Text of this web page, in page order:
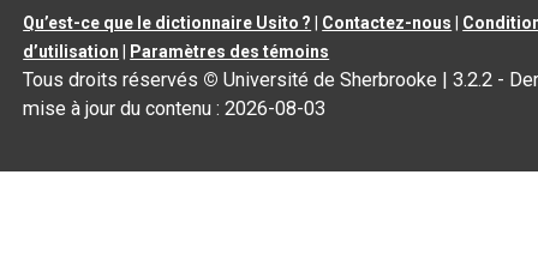
Qu’est-ce que le dictionnaire Usito ? Contactez-nous
d’utilisation
Paramètres des témoins
Tous droits réservés © Université de Sherbrooke |3.2.2 -
mise à jour du contenu :2026-08-03